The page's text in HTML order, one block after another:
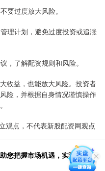
要过度放大风险。
理计划，避免过度投资或追涨
，了解配资规则和风险。
收益，也能放大风险。投资者
险，并根据自身情况谨慎操作
观点，不代表新股配资网观点
您把握市场机遇，实现财富